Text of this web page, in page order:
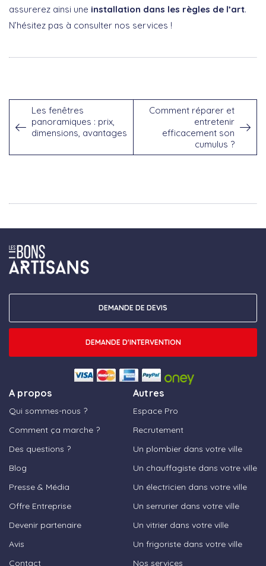
assurerez ainsi une installation dans les règles de l’art.
N’hésitez pas à consulter nos services !
Les fenêtres
panoramiques : prix,
dimensions, avantages
Comment réparer et
entretenir
efficacement son
cumulus ?
A propos
Qui sommes-nous ?
Comment ça marche ?
Des questions ?
Blog
Presse & Média
Offre Entreprise
Devenir partenaire
Avis
Contact
Autres
Espace Pro
Recrutement
Un plombier dans votre ville
Un chauffagiste dans votre ville
Un électricien dans votre ville
Un serrurier dans votre ville
Un vitrier dans votre ville
Un frigoriste dans votre ville
Nos services
DEMANDE DE DEVIS
DEMANDE D'INTERVENTION